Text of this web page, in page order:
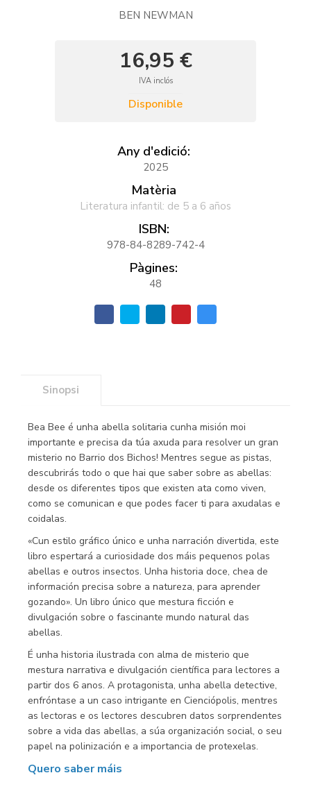
BEN NEWMAN
16,95 €
IVA inclós
Disponible
Any d'edició:
2025
Matèria
Literatura infantil: de 5 a 6 años
ISBN:
978-84-8289-742-4
Pàgines:
48
Sinopsi
Bea Bee é unha abella solitaria cunha misión moi
importante e precisa da túa axuda para resolver un gran
misterio no Barrio dos Bichos! Mentres segue as pistas,
descubrirás todo o que hai que saber sobre as abellas:
desde os diferentes tipos que existen ata como viven,
como se comunican e que podes facer ti para axudalas e
coidalas.
«Cun estilo gráfico único e unha narración divertida, este
libro espertará a curiosidade dos máis pequenos polas
abellas e outros insectos. Unha historia doce, chea de
información precisa sobre a natureza, para aprender
gozando». Un libro único que mestura ficción e
divulgación sobre o fascinante mundo natural das
abellas.
É unha historia ilustrada con alma de misterio que
mestura narrativa e divulgación científica para lectores a
partir dos 6 anos. A protagonista, unha abella detective,
enfróntase a un caso intrigante en Cienciópolis, mentres
as lectoras e os lectores descubren datos sorprendentes
sobre a vida das abellas, a súa organización social, o seu
papel na polinización e a importancia de protexelas.
Quero saber máis